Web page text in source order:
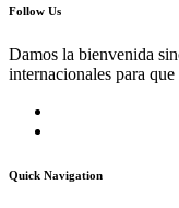
Follow Us
Damos la bienvenida
internacionales para
Quick Navigation